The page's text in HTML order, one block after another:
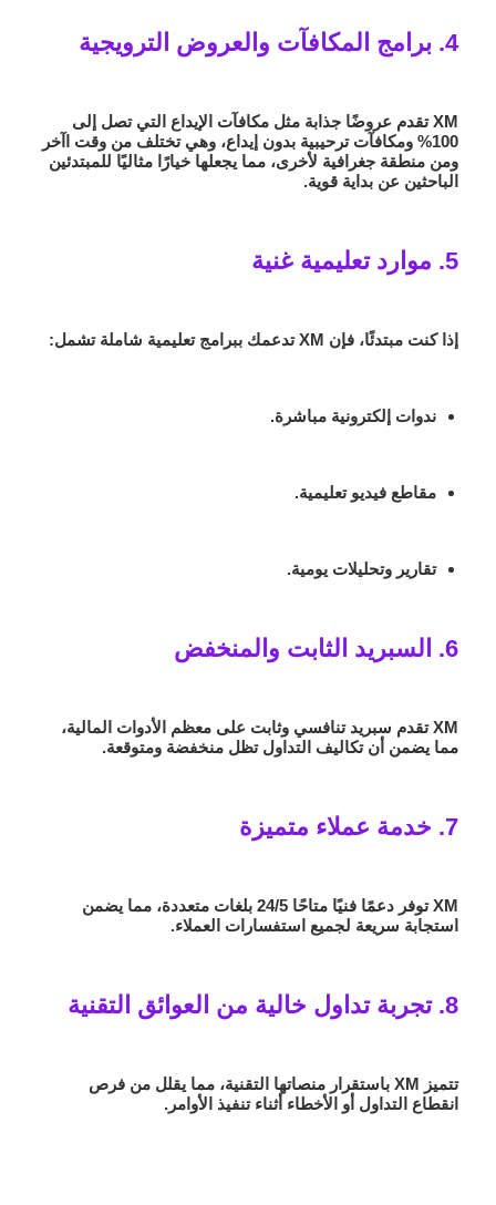
4. برامج المكافآت والعروض الترويجية
XM تقدم عروضًا جذابة مثل مكافآت الإيداع التي تصل إلى
100% ومكافآت ترحيبية بدون إيداع، وهي تختلف من وقت اآخر
ومن منطقة جغرافية لأخرى، مما يجعلها خيارًا مثاليًا للمبتدئين
الباحثين عن بداية قوية.
5. موارد تعليمية غنية
إذا كنت مبتدئًا، فإن XM تدعمك ببرامج تعليمية شاملة تشمل:
ندوات إلكترونية مباشرة.
مقاطع فيديو تعليمية.
تقارير وتحليلات يومية.
6. السبريد الثابت والمنخفض
XM تقدم سبريد تنافسي وثابت على معظم الأدوات المالية،
مما يضمن أن تكاليف التداول تظل منخفضة ومتوقعة.
7. خدمة عملاء متميزة
XM توفر دعمًا فنيًا متاحًا 24/5 بلغات متعددة، مما يضمن
استجابة سريعة لجميع استفسارات العملاء.
8. تجربة تداول خالية من العوائق التقنية
تتميز XM باستقرار منصاتها التقنية، مما يقلل من فرص
انقطاع التداول أو الأخطاء أثناء تنفيذ الأوامر.